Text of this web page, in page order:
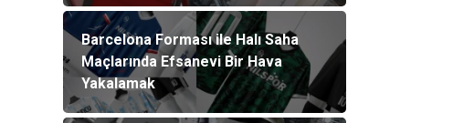
Barcelona Forması ile Halı Saha
Maçlarında Efsanevi Bir Hava
Yakalamak